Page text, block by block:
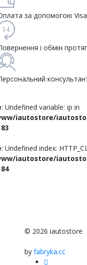
за допомогою
14
і обмін
: Undefined variable: ip in
iautostore/
83
: Undefined index:
iautostore/
84
© 2026 iautostore
by fabryka.cc